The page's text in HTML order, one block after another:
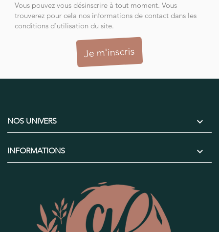
Vous pouvez vous désinscrire à tout moment. Vous
trouverez pour cela nos informations de contact dans les
conditions d'utilisation du site.
NOS UNIVERS 
INFORMATIONS 